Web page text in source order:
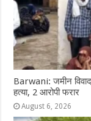
Barwani: जमीन
हत्या, 2 आरोपी फरार
August 6, 2026